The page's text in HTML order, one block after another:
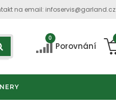
na email: infoservis@garland.cz
0
Porovnání